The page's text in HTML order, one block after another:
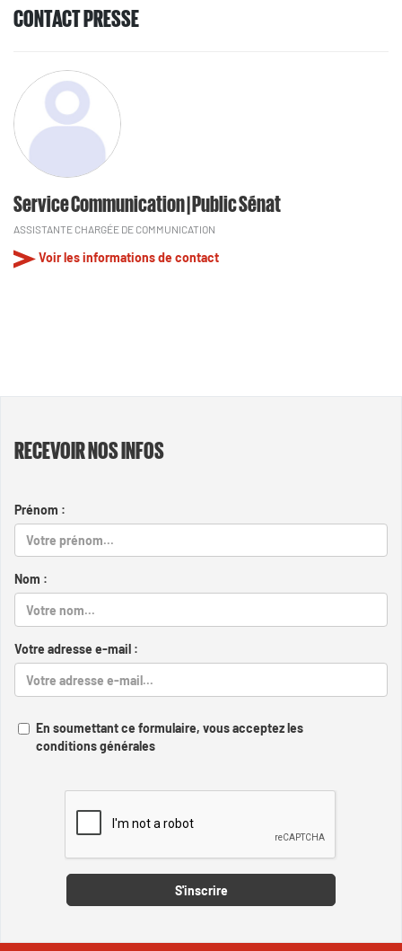
CONTACT PRESSE
Service Communication | Public Sénat
ASSISTANTE CHARGÉE DE COMMUNICATION
Voir les informations de contact
RECEVOIR NOS INFOS
Prénom :
Nom :
Votre adresse e-mail :
En soumettant ce formulaire, vous acceptez les
conditions générales
S'inscrire